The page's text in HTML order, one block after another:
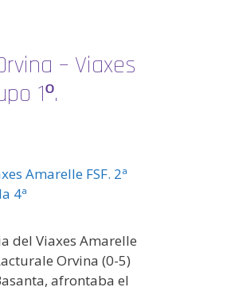
– Viaxes
1º.
del Viaxes Amarelle
Orvina (0-5)
afrontaba el